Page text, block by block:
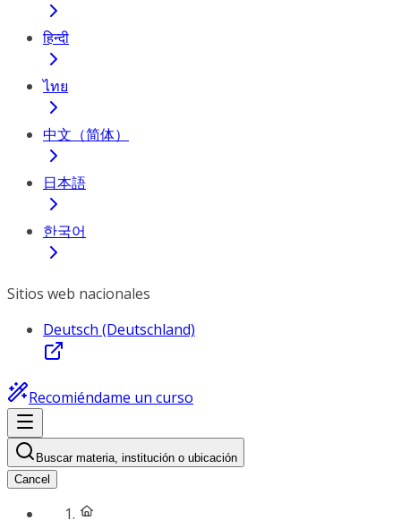
हिन्दी
ไทย
中文（简体）
日本語
한국어
Sitios web nacionales
Deutsch (Deutschland)
Recomiéndame un curso
Buscar materia, institución o ubicación
Cancel